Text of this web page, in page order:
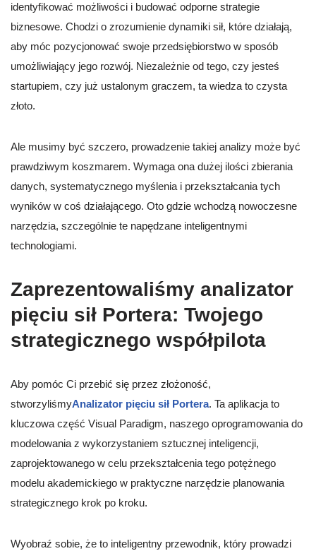
identyfikować możliwości i budować odporne strategie
biznesowe. Chodzi o zrozumienie dynamiki sił, które działają,
aby móc pozycjonować swoje przedsiębiorstwo w sposób
umożliwiający jego rozwój. Niezależnie od tego, czy jesteś
startupiem, czy już ustalonym graczem, ta wiedza to czysta
złoto.
Ale musimy być szczero, prowadzenie takiej analizy może być
prawdziwym koszmarem. Wymaga ona dużej ilości zbierania
danych, systematycznego myślenia i przekształcania tych
wyników w coś działającego. Oto gdzie wchodzą nowoczesne
narzędzia, szczególnie te napędzane inteligentnymi
technologiami.
Zaprezentowaliśmy analizator
pięciu sił Portera: Twojego
strategicznego współpilota
Aby pomóc Ci przebić się przez złożoność,
stworzyliśmyAnalizator pięciu sił Portera. Ta aplikacja to
kluczowa część Visual Paradigm, naszego oprogramowania do
modelowania z wykorzystaniem sztucznej inteligencji,
zaprojektowanego w celu przekształcenia tego potężnego
modelu akademickiego w praktyczne narzędzie planowania
strategicznego krok po kroku.
Wyobraź sobie, że to inteligentny przewodnik, który prowadzi